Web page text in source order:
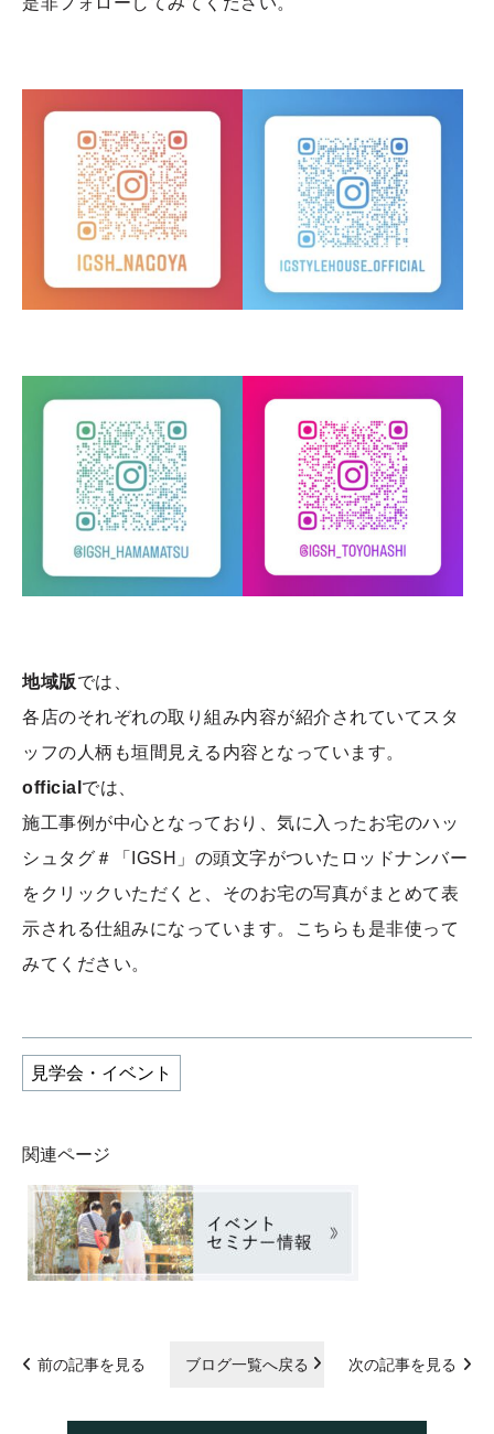
地域版では、
各店のそれぞれの取り組み内容が紹介されていてスタ
ッフの人柄も垣間見える内容となっています。
official では、
施工事例が中心となっており、気に入ったお宅のハッ
シュタグ＃「IGSH」の頭文字がついたロッドナンバー
をクリックいただくと、そのお宅の写真がまとめて表
示される仕組みになっています。こちらも是非使って
みてください。
見学会・イベント
関連ページ
前の記事を見る ブログ一覧へ戻る 次の記事を見る